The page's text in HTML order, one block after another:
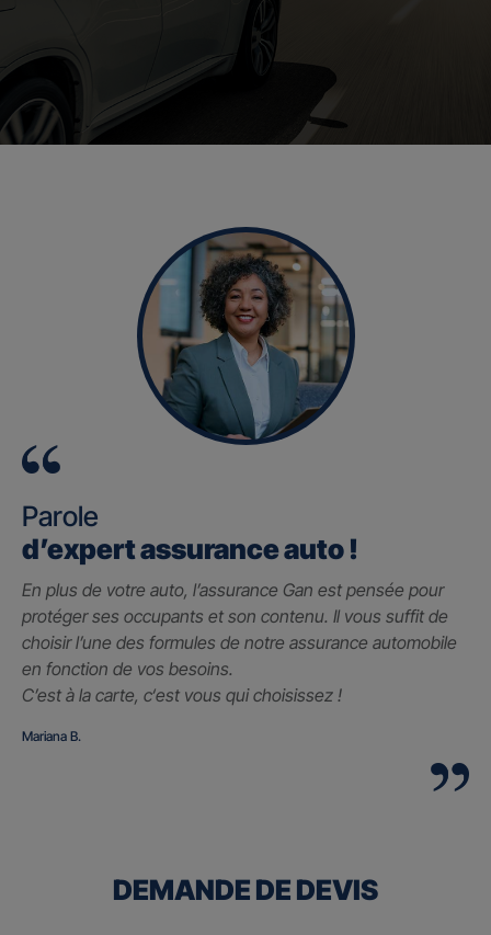
Parole
d’expert assurance auto !
En plus de votre auto, l’assurance Gan est pensée pour
protéger ses occupants et son contenu. Il vous suffit de
choisir l’une des formules de notre assurance automobile
en fonction de vos besoins.
C’est à la carte, c‘est vous qui choisissez !
Mariana B.
DEMANDE DE DEVIS